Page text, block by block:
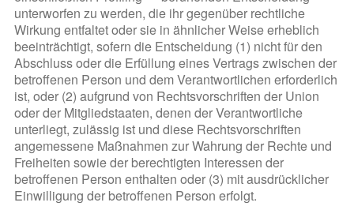
unterworfen zu werden, die ihr gegenüber rechtliche
Wirkung entfaltet oder sie in ähnlicher Weise erheblich
beeinträchtigt, sofern die Entscheidung (1) nicht für den
Abschluss oder die Erfüllung eines Vertrags zwischen der
betroffenen Person und dem Verantwortlichen erforderlich
ist, oder (2) aufgrund von Rechtsvorschriften der Union
oder der Mitgliedstaaten, denen der Verantwortliche
unterliegt, zulässig ist und diese Rechtsvorschriften
angemessene Maßnahmen zur Wahrung der Rechte und
Freiheiten sowie der berechtigten Interessen der
betroffenen Person enthalten oder (3) mit ausdrücklicher
Einwilligung der betroffenen Person erfolgt.